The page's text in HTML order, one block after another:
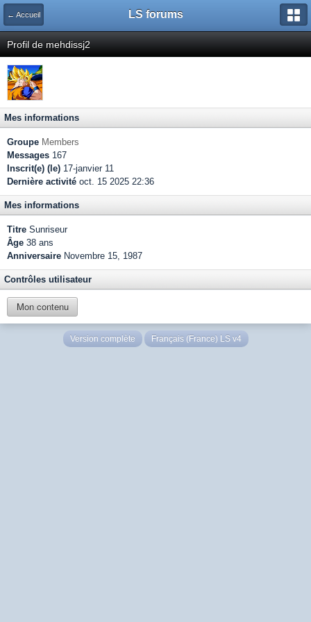
← Accueil LS forums
Profil de mehdissj2
Mes informations
Groupe Members
Messages 167
Inscrit(e) (le) 17-janvier 11
Dernière activité oct. 15 2025 22:36
Mes informations
Titre Sunriseur
Âge 38 ans
Anniversaire Novembre 15, 1987
Contrôles utilisateur
Mon contenu
Version complète Français (France) LS v4